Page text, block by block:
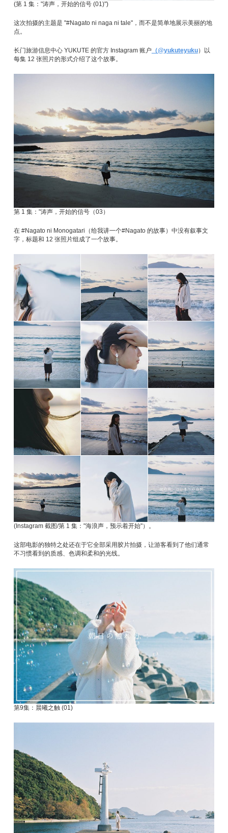
(第 1 集："涛声，开始的信号 (01)")
这次拍摄的主题是 "#Nagato ni naga ni tale"，而不是简单地展示美丽的地
点。
长门旅游信息中心 YUKUTE 的官方 Instagram 账户 （@yukuteyuku）以
每集 12 张照片的形式介绍了这个故事。
第 1 集："涛声，开始的信号（03）
在 #Nagato ni Monogatari（给我讲一个#Nagato 的故事）中没有叙事文
字，标题和 12 张照片组成了一个故事。
(Instagram 截图/第 1 集："海浪声，预示着开始"）。
这部电影的独特之处还在于它全部采用胶片拍摄，让游客看到了他们通常
不习惯看到的质感、色调和柔和的光线。
第9集：晨曦之触 (01)